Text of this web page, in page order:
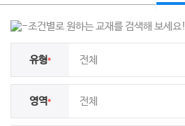
조건별로 원하는 교재를 검색해 보세요!
유형* 전체
영역* 전체